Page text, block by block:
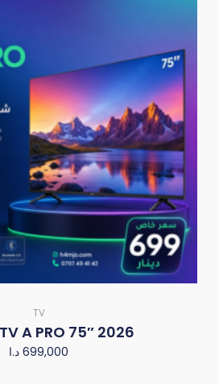
TV
A PRO 75″ 2026
699,000 د.ا